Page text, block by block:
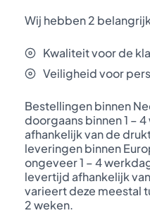
Wij hebben 2
Kwaliteit voor de
Veiligheid voor
Bestellingen binnen
doorgaans binnen 1 –
afhankelijk van de
leveringen binnen
ongeveer 1 – 4
levertijd afhankelijk
varieert deze meestal
2 weken.